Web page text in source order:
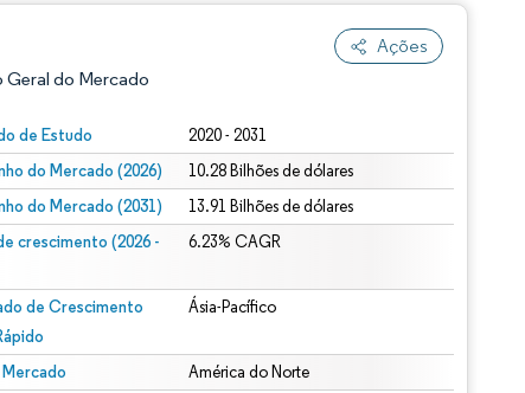
Ações
Geral do Mercado
de Estudo 2020 - 2031
do Mercado (2026) 10.28 Bilhões de dólares
do Mercado (2031) 13.91 Bilhões de dólares
crescimento (2026 -
6.23% CAGR
de Crescimento
Ásia-Pacífico
América do Norte
CC BY 4.0.